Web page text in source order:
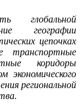
глобальной
географии
цепочках
транспортные
коридоры
региональной